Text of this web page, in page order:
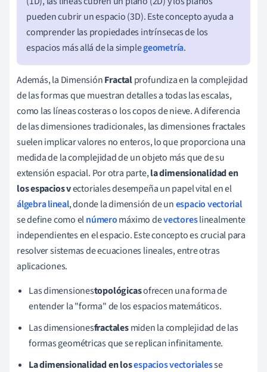
pueden cubrir un espacio (3D). Este concepto ayuda a
comprender las propiedades intrínsecas de los
espacios más allá de la simplegeometría.
Además, la DimensiónFractalprofundiza en la complejidad
de las formas que muestran detalles a todas las escalas,
como las líneas costeras o los copos de nieve. A diferencia
de las dimensiones tradicionales, las dimensiones fractales
suelen implicar valores no enteros, lo que proporciona una
medida de la complejidad de un objeto más que de su
extensión espacial. Por otra parte,la dimensionalidad en
los espacios vectoriales desempeña un papel vital en el
álgebra lineal, donde la dimensión de unespacio vectorial
se define como elnúmeromáximo devectoreslinealmente
independientes en el espacio. Este concepto es crucial para
resolver sistemas de ecuaciones lineales, entre otras
aplicaciones.
Las dimensionestopológicasofrecen una forma de
entender la "forma" de los espacios matemáticos.
Las dimensionesfractalesmiden la complejidad de las
formas geométricas que se replican infinitamente.
La dimensionalidad en losespacios vectorialesse